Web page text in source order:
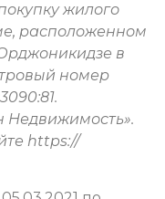
жилого
расположенном
в
номер
https://